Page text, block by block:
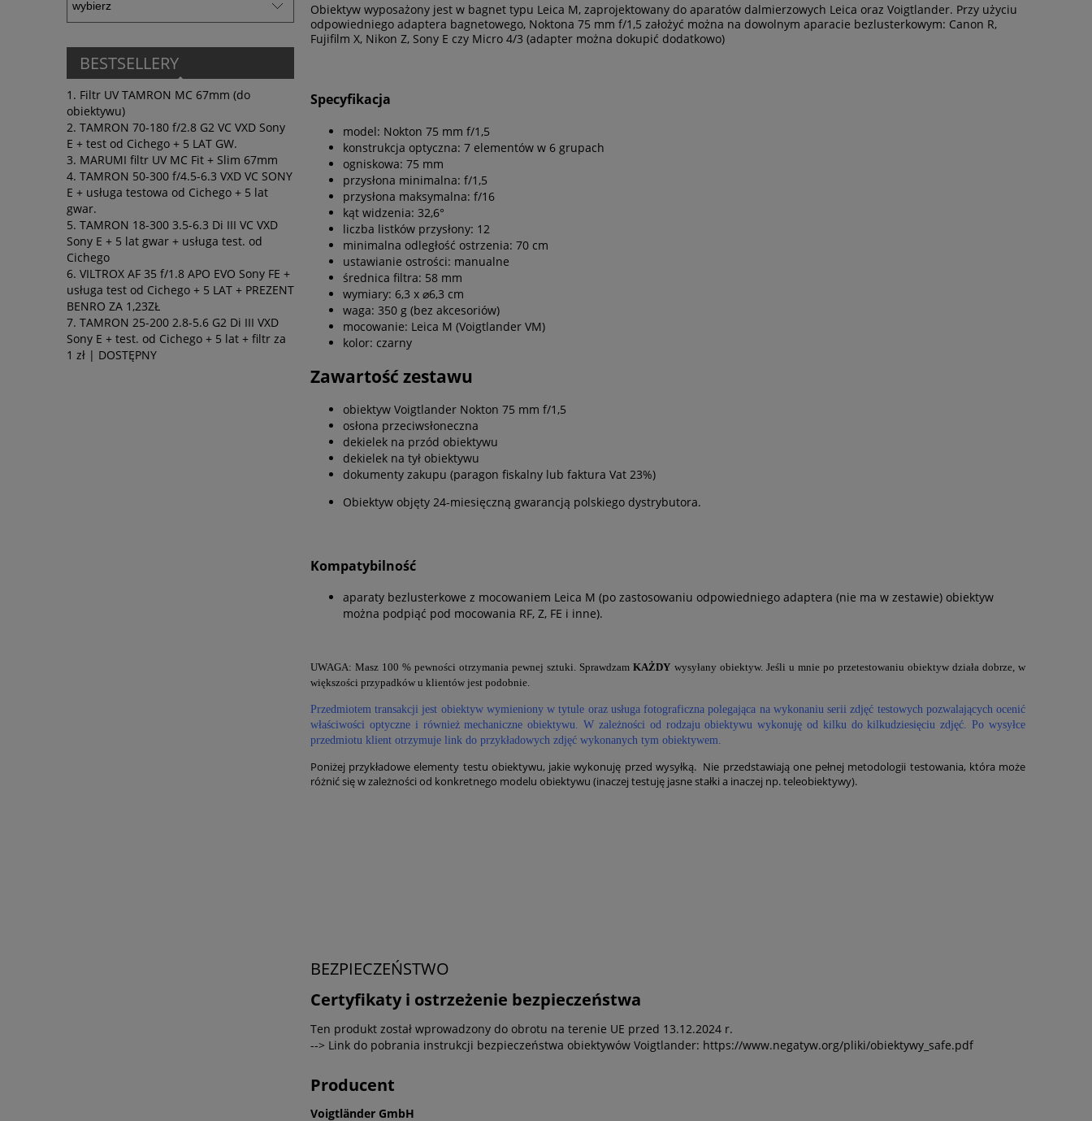
BESTSELLERY
Filtr UV TAMRON MC 67mm (do
obiektywu)
TAMRON 70-180 f/2.8 G2 VC VXD Sony
E + test od Cichego + 5 LAT GW.
MARUMI filtr UV MC Fit + Slim 67mm
TAMRON 50-300 f/4.5-6.3 VXD VC SONY
E + usługa testowa od Cichego + 5 lat
gwar.
TAMRON 18-300 3.5-6.3 Di III VC VXD
Sony E + 5 lat gwar + usługa test. od
Cichego
VILTROX AF 35 f/1.8 APO EVO Sony FE +
usługa test od Cichego + 5 LAT + PREZENT
BENRO ZA 1,23ZŁ
TAMRON 25-200 2.8-5.6 G2 Di III VXD
Sony E + test. od Cichego + 5 lat + filtr za
1 zł | DOSTĘPNY
Obiektyw wyposażony jest w bagnet typu Leica M, zaprojektowany do aparatów dalmierzowych Leica oraz Voigtlander. Przy użyciu
odpowiedniego adaptera bagnetowego, Noktona 75 mm f/1,5 założyć można na dowolnym aparacie bezlusterkowym: Canon R,
Fujifilm X, Nikon Z, Sony E czy Micro 4/3 (adapter można dokupić dodatkowo)
Specyfikacja
model: Nokton 75 mm f/1,5
konstrukcja optyczna: 7 elementów w 6 grupach
ogniskowa: 75 mm
przysłona minimalna: f/1,5
przysłona maksymalna: f/16
kąt widzenia: 32,6°
liczba listków przysłony: 12
minimalna odległość ostrzenia: 70 cm
ustawianie ostrości: manualne
średnica filtra: 58 mm
wymiary: 6,3 x ⌀6,3 cm
waga: 350 g (bez akcesoriów)
mocowanie: Leica M (Voigtlander VM)
kolor: czarny
Zawartość zestawu
obiektyw Voigtlander Nokton 75 mm f/1,5
osłona przeciwsłoneczna
dekielek na przód obiektywu
dekielek na tył obiektywu
dokumenty zakupu (paragon fiskalny lub faktura Vat 23%)
Obiektyw objęty 24-miesięczną gwarancją polskiego dystrybutora.
Kompatybilność
aparaty bezlusterkowe z mocowaniem Leica M (po zastosowaniu odpowiedniego adaptera (nie ma w zestawie) obiektyw
można podpiąć pod mocowania RF, Z, FE i inne).
UWAGA: Masz 100 % pewności otrzymania pewnej sztuki. SprawdzamKAŻDY wysyłany obiektyw. Jeśli u mnie po przetestowaniu obiektyw działa dobrze, w
większości przypadków u klientów jest podobnie.
Przedmiotem transakcji jest obiektyw wymieniony w tytule oraz usługa fotograficzna polegająca na wykonaniu serii zdjęć testowych pozwalających ocenić
właściwości optyczne i również mechaniczne obiektywu. W zależności od rodzaju obiektywu wykonuję od kilku do kilkudziesięciu zdjęć. Po wysyłce
przedmiotu klient otrzymuje link do przykładowych zdjęć wykonanych tym obiektywem.
Poniżej przykładowe elementy testu obiektywu, jakie wykonuję przed wysyłką. Nie przedstawiają one pełnej metodologii testowania, która może
różnić się w zależności od konkretnego modelu obiektywu (inaczej testuję jasne stałki a inaczej np. teleobiektywy).
BEZPIECZEŃSTWO
Certyfikaty i ostrzeżenie bezpieczeństwa
Ten produkt został wprowadzony do obrotu na terenie UE przed 13.12.2024 r.
--> Link do pobrania instrukcji bezpieczeństwa obiektywów Voigtlander: https://www.negatyw.org/pliki/obiektywy_safe.pdf
Producent
Voigtländer GmbH